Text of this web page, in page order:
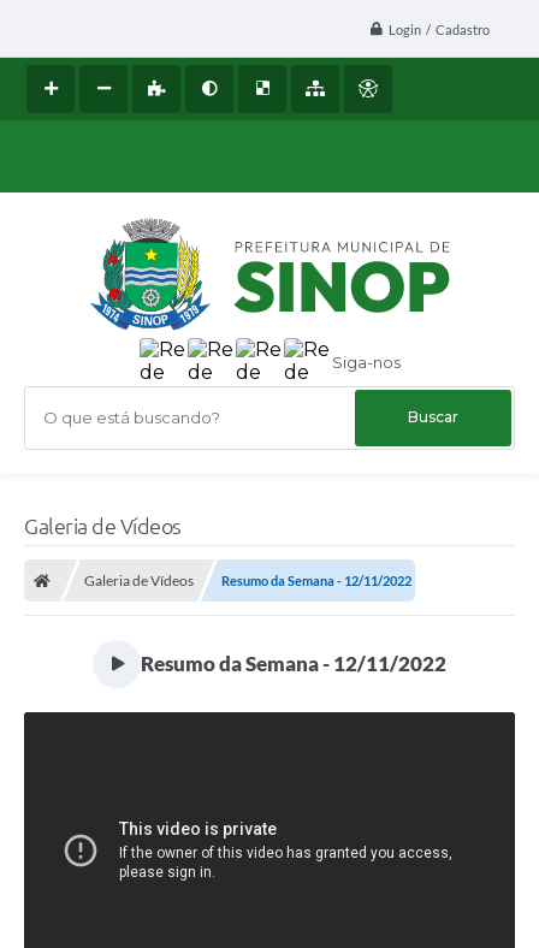
Login / Cadastro
Siga-nos
O que está buscando?
Galeria de Vídeos
Galeria de Vídeos Resumo da Semana - 12/11/2022
Resumo da Semana - 12/11/2022